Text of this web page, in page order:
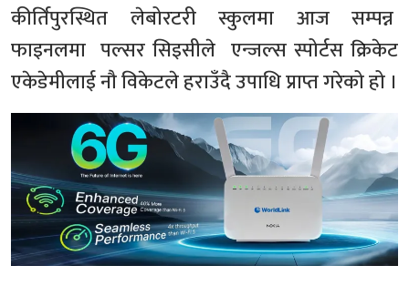
कीर्तिपुरस्थित लेबोरटरी स्कुलमा आज सम्पन्न
फाइनलमा पल्सर सिइसीले एन्जल्स स्पोर्टस क्रिकेट
एकेडेमीलाई नौ विकेटले हराउँदै उपाधि प्राप्त गरेको हो ।